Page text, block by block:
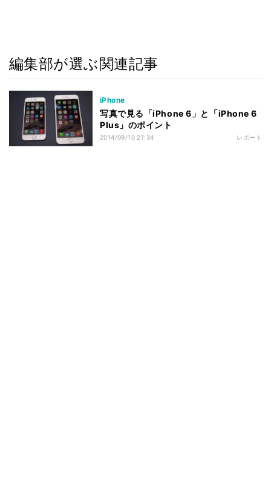
編集部が選ぶ関連記事
iPhone
写真で見る「iPhone 6」と「iPhone 6
Plus」のポイント
2014/09/10 21:34 レポート